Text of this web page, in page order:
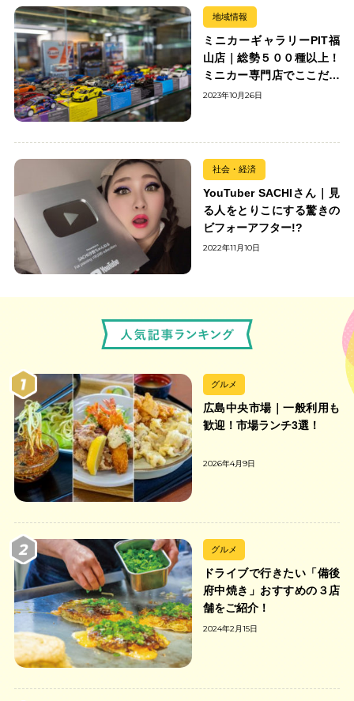
地域情報
ミニカーギャラリーPIT福
山店｜総勢５００種以上！
ミニカー専門店でここだけ
の出会いを楽しもう
2023年10月26日
社会・経済
YouTuber SACHIさん｜見
る人をとりこにする驚きの
ビフォーアフター!?
2022年11月10日
グルメ
広島中央市場｜一般利用も
歓迎！市場ランチ3選！
2026年4月9日
グルメ
ドライブで行きたい「備後
府中焼き」おすすめの３店
舗をご紹介！
2024年2月15日